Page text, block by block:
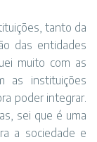
tanto da
das entidades
muito com as
as instituições
poder integrar.
sei que é uma
a sociedade e